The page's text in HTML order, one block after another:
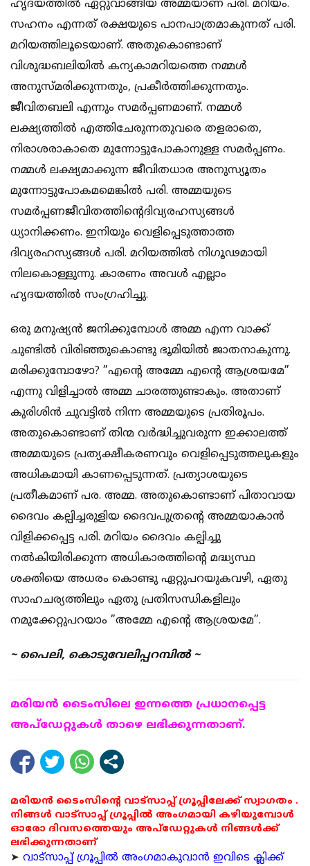
ഹൃദയത്തില്‍ ഏറ്റുവാങ്ങിയ അമ്മയാണ് പരി. മറിയം.
സഹനം എന്നത് രക്ഷയുടെ പാനപാത്രമാകുന്നത് പരി.
മറിയത്തിലൂടെയാണ്. അതുകൊണ്ടാണ്
വിശുദ്ധബലിയില്‍ കന്യകാമറിയത്തെ നമ്മള്‍
അനുസ്മരിക്കുന്നതും, പ്രകീര്‍ത്തിക്കുന്നതും.
ജീവിതബലി എന്നും സമര്‍പ്പണമാണ്. നമ്മള്‍
ലക്ഷ്യത്തില്‍ എത്തിചേരുന്നതുവരെ തളരാതെ,
നിരാശരാകാതെ മുന്നോട്ടുപോകാനുള്ള സമര്‍പ്പണം.
നമ്മള്‍ ലക്ഷ്യമാക്കുന്ന ജീവിതധാര അനുസ്യൂതം
മുന്നോട്ടുപോകമമെങ്കില്‍ പരി. അമ്മയുടെ
സമര്‍പ്പണജീവിതത്തിന്റെദിവ്യരഹസ്യങ്ങള്‍
ധ്യാനിക്കണം. ഇനിയും വെളിപ്പെടുത്താത്ത
ദിവ്യരഹസ്യങ്ങള്‍ പരി. മറിയത്തില്‍ നിഗൂഢമായി
നിലകൊള്ളുന്നു. കാരണം അവള്‍ എല്ലാം
ഹൃദയത്തില്‍ സംഗ്രഹിച്ചു.
ഒരു മനുഷ്യന്‍ ജനിക്കുമ്പോള്‍ അമ്മ എന്ന വാക്ക്
ചുണ്ടില്‍ വിരിഞ്ഞുകൊണ്ടു ഭൂമിയില്‍ ജാതനാകുന്നു.
മരിക്കുമ്പോഴോ? ”എന്റെ അമ്മേ എന്റെ ആശ്രയമേ”
എന്നു വിളിച്ചാല്‍ അമ്മ ചാരത്തുണ്ടാകും. അതാണ്
കുരിശിന്‍ ചുവട്ടില്‍ നിന്ന അമ്മയുടെ പ്രതിരൂപം.
അതുകൊണ്ടാണ് തിന്മ വര്‍ദ്ധിച്ചുവരുന്ന ഇക്കാലത്ത്
അമ്മയുടെ പ്രത്യക്ഷീകരണവും വെളിപ്പെടുത്തലുകളും
അധികമായി കാണപ്പെടുന്നത്. പ്രത്യാശയുടെ
പ്രതീകമാണ് പര. അമ്മ. അതുകൊണ്ടാണ് പിതാവായ
ദൈവം കല്പിച്ചരുളിയ ദൈവപുത്രന്റെ അമ്മയാകാന്‍
വിളിക്കപ്പെട്ട പരി. മറിയം ദൈവം കല്പിച്ചു
നല്‍കിയിരിക്കുന്ന അധികാരത്തിന്റെ മദ്ധ്യസ്ഥ
ശക്തിയെ അധരം കൊണ്ടു ഏറ്റുപറയുകവഴി, ഏതു
സാഹചര്യത്തിലും ഏതു പ്രതിസന്ധികളിലും
നമുക്കേറ്റുപറയാം ”അമ്മേ എന്റെ ആശ്രയമേ”.
~ പൈലി, കൊടുവേലിപ്പറമ്പില്‍ ~
മരിയന്‍ ടൈംസിലെ ഇന്നത്തെ പ്രധാനപ്പെട്ട
അപ്ഡേറ്റുകള്‍ താഴെ ലഭിക്കുന്നതാണ്.
മരിയൻ ടൈംസിന്റെ വാട്സാപ്പ് ഗ്രൂപ്പിലേക്ക് സ്വാഗതം .
നിങ്ങൾ വാട്സാപ്പ് ഗ്രൂപ്പിൽ അംഗമായി കഴിയുമ്പോൾ
ഓരോ ദിവസത്തെയും അപ്ഡേറ്റുകൾ നിങ്ങൾക്ക്
ലഭിക്കുന്നതാണ്
➤ വാട്സാപ്പ് ഗ്രൂപ്പിൽ അംഗമാകുവാൻ ഇവിടെ ക്ലിക്ക്